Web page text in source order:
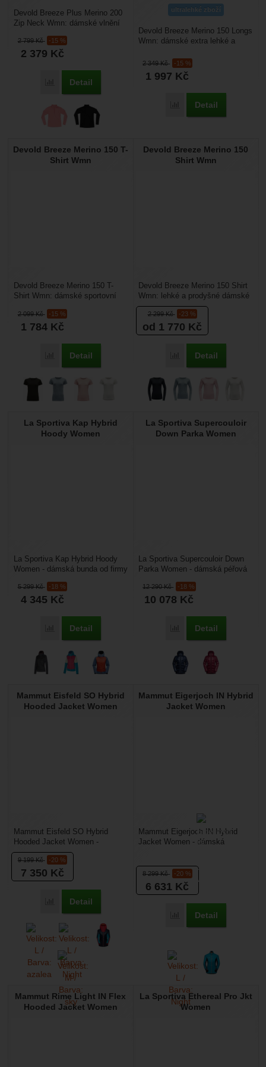
2 799Kč -15 %
2 379 Kč
Přidat 'Devold Breeze Plus Merino 200 Zip Neck Wmn' k
Detail
Devold Breeze Plus Merino 200
Zip Neck Wmn: dámské vlnění
lehké a prodyšné,...
ultralehké zboží
2 349Kč -15 %
1 997 Kč
Přidat 'Devold Breeze
Detail
Devold Breeze Merino 150 Longs
Wmn: dámské extra lehké a
vynikající funkční vlastnosti,...
Devold Breeze Merino 150 T-
Shirt Wmn
2 099Kč -15 %
1 784 Kč
Přidat 'Devold Breeze Merino 150 T-Shirt Wmn' k porovnání
Detail
Devold Breeze Merino 150 T-
Shirt Wmn: dámské sportovní
vlastnosti, zároveň...
Devold Breeze Merino 150
Shirt Wmn
2 299Kč -23 %
od 1 770 Kč
Přidat 'Devold Breeze
Detail
Devold Breeze Merino 150 Shirt
Wmn: lehké a prodyšné dámské
triko, podílí se na termoregulaci
vašeho...
La Sportiva Kap Hybrid
Hoody Women
5 299Kč -18 %
4 345 Kč
Přidat 'La Sportiva Kap Hybrid Hoody Women' k porovnání
Detail
La Sportiva Kap Hybrid Hoody
Women - dámská bunda od firmy
počasí a zároveň...
La Sportiva Supercouloir
Down Parka Women
12 290Kč -18 %
10 078 Kč
Přidat 'La Sportiva
Detail
La Sportiva Supercouloir Down
Parka Women - dámská péřová
materiály na trhu...
Mammut Eisfeld SO Hybrid
Hooded Jacket Women
9 199Kč -20 %
7 350 Kč
Přidat 'Mammut Eisfeld SO Hybrid Hooded Jacket Women' k
Detail
Mammut Eisfeld SO Hybrid
Hooded Jacket Women -
dámská větruodolná a lehce
zateplená bunda od firmy
Mammut...
Mammut Eigerjoch IN Hybrid
Jacket Women
8 299Kč -20 %
6 631 Kč
Přidat 'Mammut
Detail
Mammut Eigerjoch IN Hybrid
Jacket Women - dámská
kolekce Eiger...
Mammut Rime Light IN Flex
Hooded Jacket Women
La Sportiva Ethereal Pro Jkt
Women